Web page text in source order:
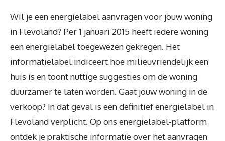
Wil je een energielabel aanvragen voor jouw woning
in Flevoland? Per 1 januari 2015 heeft iedere woning
een energielabel toegewezen gekregen. Het
informatielabel indiceert hoe milieuvriendelijk een
huis is en toont nuttige suggesties om de woning
duurzamer te laten worden. Gaat jouw woning in de
verkoop? In dat geval is een definitief energielabel in
Flevoland verplicht. Op ons energielabel-platform
ontdek je praktische informatie over het aanvragen